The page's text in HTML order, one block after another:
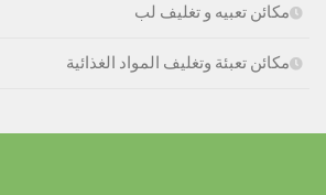
مكائن تعبيه و تغليف لب
مكائن تعبئة وتغليف المواد الغذائية